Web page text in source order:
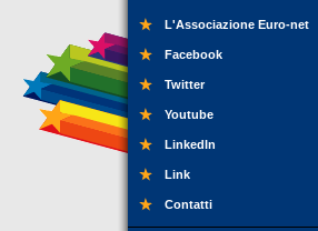
L'Associazione Euro-net
Facebook
Twitter
Youtube
LinkedIn
Link
Contatti